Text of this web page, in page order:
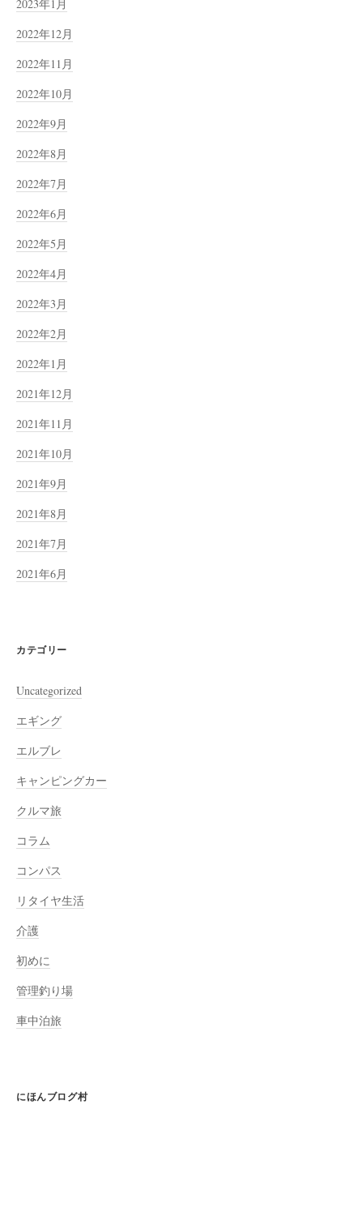
2023年1月
2022年12月
2022年11月
2022年10月
2022年9月
2022年8月
2022年7月
2022年6月
2022年5月
2022年4月
2022年3月
2022年2月
2022年1月
2021年12月
2021年11月
2021年10月
2021年9月
2021年8月
2021年7月
2021年6月
カテゴリー
Uncategorized
エギング
エルブレ
キャンピングカー
クルマ旅
コラム
コンパス
リタイヤ生活
介護
初めに
管理釣り場
車中泊旅
にほんブログ村